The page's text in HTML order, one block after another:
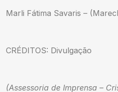
Marli Fátima Savaris –
CRÉDITOS: Divulgação
(Assessoria de Imprensa –